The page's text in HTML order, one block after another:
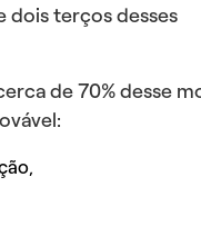
dois terços desses
de 70% desse